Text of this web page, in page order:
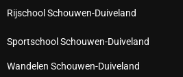
Rijschool Schouwen-Duiveland
Sportschool Schouwen-Duiveland
Wandelen Schouwen-Duiveland